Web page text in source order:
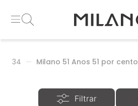
34 Milano 51 Anos 51 por cento